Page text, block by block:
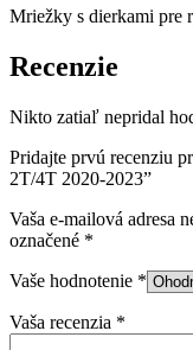
Mriežky s dierkami pre
Recenzie
Nikto zatiaľ nepridal
Pridajte prvú recenziu
2T/4T 2020-2023”
Vaša e-mailová adresa
označené *
Vaše hodnotenie *
Vaša recenzia *